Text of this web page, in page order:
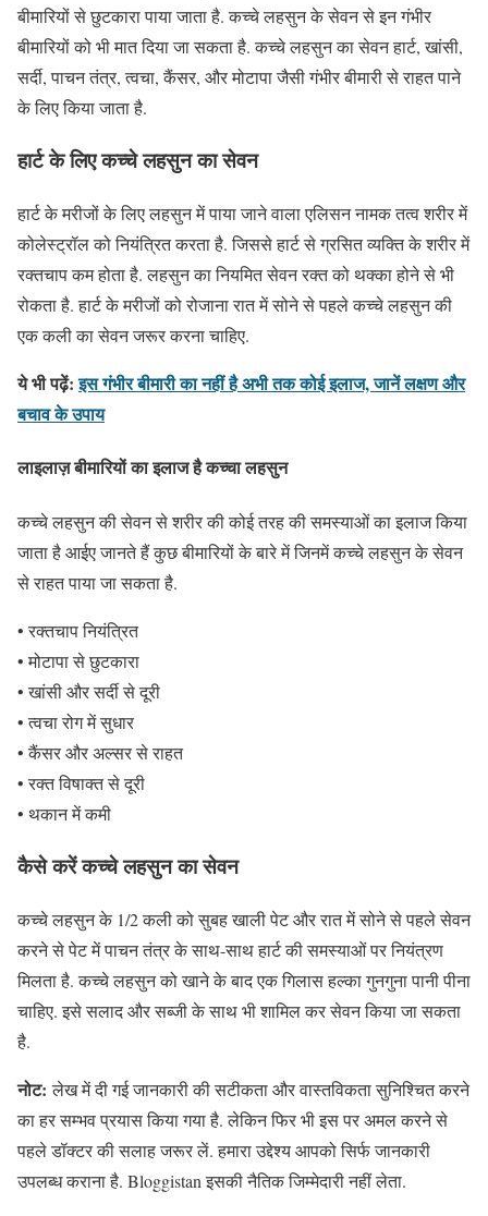
बीमारियों से छुटकारा पाया जाता है. कच्चे लहसुन के सेवन से इन गंभीर
बीमारियों को भी मात दिया जा सकता है. कच्चे लहसुन का सेवन हार्ट, खांसी,
सर्दी, पाचन तंत्र, त्वचा, कैंसर, और मोटापा जैसी गंभीर बीमारी से राहत पाने
के लिए किया जाता है.
हार्ट के लिए कच्चे लहसुन का सेवन
हार्ट के मरीजों के लिए लहसुन में पाया जाने वाला एलिसन नामक तत्व शरीर में
कोलेस्ट्रॉल को नियंत्रित करता है. जिससे हार्ट से ग्रसित व्यक्ति के शरीर में
रक्तचाप कम होता है. लहसुन का नियमित सेवन रक्त को थक्का होने से भी
रोकता है. हार्ट के मरीजों को रोजाना रात में सोने से पहले कच्चे लहसुन की
एक कली का सेवन जरूर करना चाहिए.
ये भी पढ़ें:इस गंभीर बीमारी का नहीं है अभी तक कोई इलाज, जानें लक्षण और
बचाव के उपाय
लाइलाज़ बीमारियों का इलाज है कच्चा लहसुन
कच्चे लहसुन की सेवन से शरीर की कोई तरह की समस्याओं का इलाज किया
जाता है आईए जानते हैं कुछ बीमारियों के बारे में जिनमें कच्चे लहसुन के सेवन
से राहत पाया जा सकता है.
• रक्तचाप नियंत्रित
• मोटापा से छुटकारा
• खांसी और सर्दी से दूरी
• त्वचा रोग में सुधार
• कैंसर और अल्सर से राहत
• रक्त विषाक्त से दूरी
• थकान में कमी
कैसे करें कच्चे लहसुन का सेवन
कच्चे लहसुन के 1/2 कली को सुबह खाली पेट और रात में सोने से पहले सेवन
करने से पेट में पाचन तंत्र के साथ-साथ हार्ट की समस्याओं पर नियंत्रण
मिलता है. कच्चे लहसुन को खाने के बाद एक गिलास हल्का गुनगुना पानी पीना
चाहिए. इसे सलाद और सब्जी के साथ भी शामिल कर सेवन किया जा सकता
है.
नोट: लेख में दी गई जानकारी की सटीकता और वास्तविकता सुनिश्चित करने
का हर सम्भव प्रयास किया गया है. लेकिन फिर भी इस पर अमल करने से
पहले डॉक्टर की सलाह जरूर लें. हमारा उद्देश्य आपको सिर्फ जानकारी
उपलब्ध कराना है. Bloggistan इसकी नैतिक जिम्मेदारी नहीं लेता.